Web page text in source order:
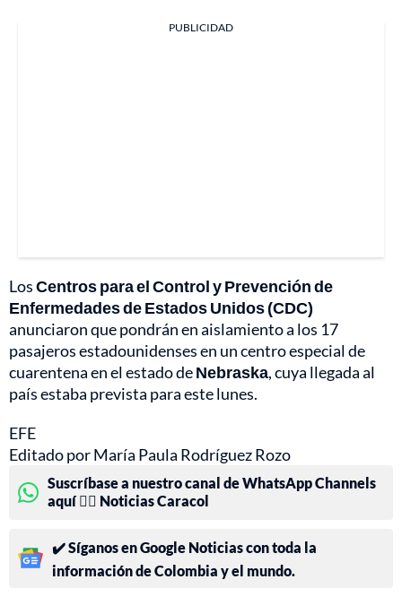
PUBLICIDAD
LosCentros para el Control y Prevención de
Enfermedades de Estados Unidos (CDC)
anunciaron que pondrán en aislamiento a los 17
pasajeros estadounidenses en un centro especial de
cuarentena en el estado deNebraska, cuya llegada al
país estaba prevista para este lunes.
EFE
Editado por María Paula Rodríguez Rozo
Suscríbase a nuestro canal de WhatsApp Channels
aquí 👉🏻 Noticias Caracol
✔️ Síganos en Google Noticias con toda la
información de Colombia y el mundo.